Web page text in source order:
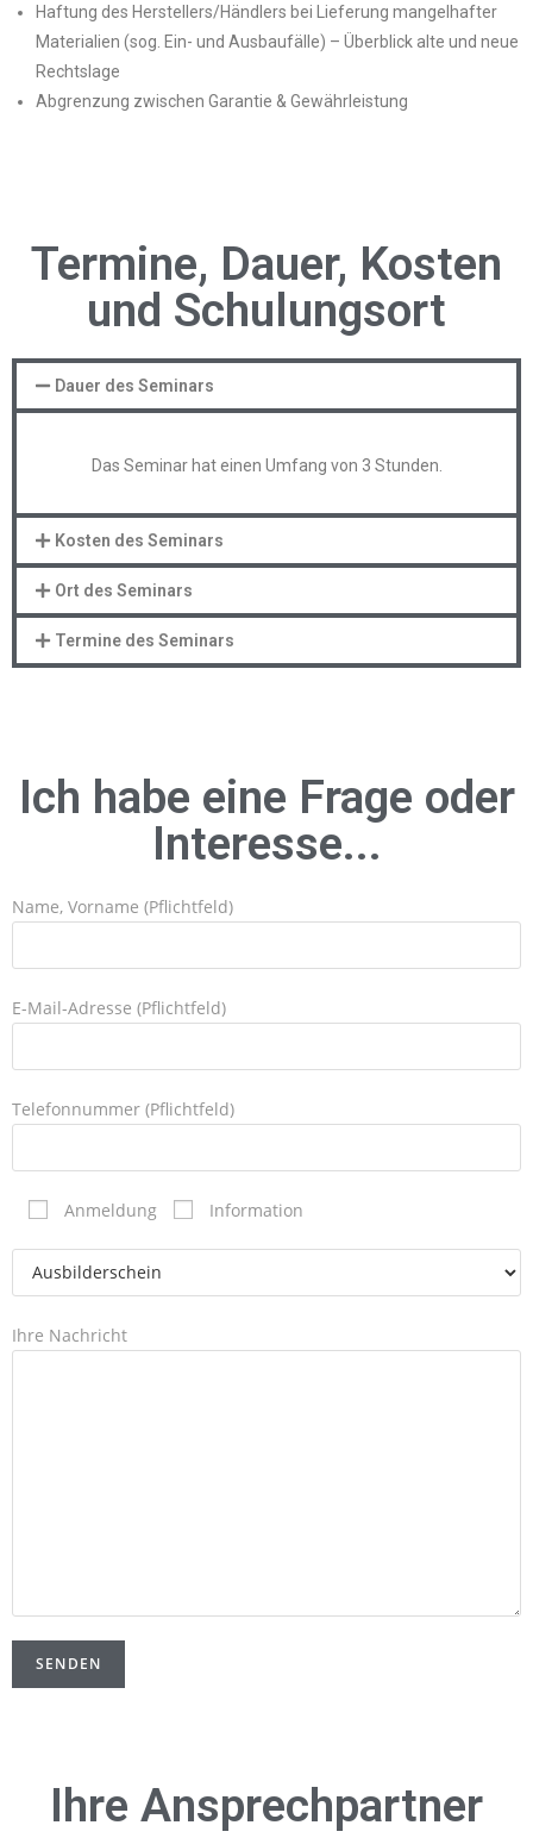
Haftung des Herstellers/Händlers bei Lieferung mangelhafter
Materialien (sog. Ein- und Ausbaufälle) – Überblick alte und neue
Rechtslage
Abgrenzung zwischen Garantie & Gewährleistung
Termine, Dauer, Kosten
und Schulungsort
Dauer des Seminars
Das Seminar hat einen Umfang von 3 Stunden.
Kosten des Seminars
Ort des Seminars
Termine des Seminars
Ich habe eine Frage oder
Interesse...
Name, Vorname (Pflichtfeld)
E-Mail-Adresse (Pflichtfeld)
Telefonnummer (Pflichtfeld)
Anmeldung Information
Ihre Nachricht
Ihre Ansprechpartner